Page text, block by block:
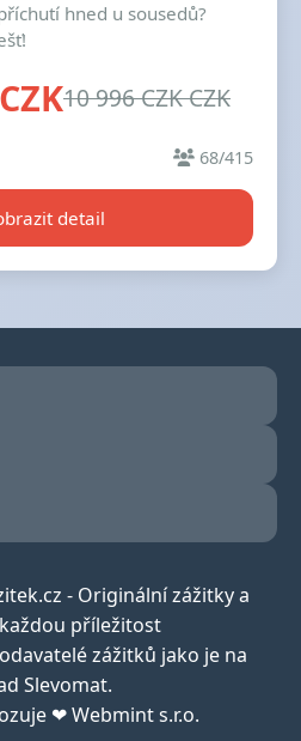
hned u sousedů?
10 996 CZK CZK
68/415
detail
- Originální zážitky a
příležitost
zážitků jako je na
Slevomat.
❤ Webmint s.r.o.